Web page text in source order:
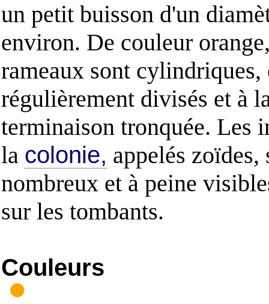
un petit buisson d'un
environ. De couleur
rameaux sont cylindriques,
régulièrement divisés et à
terminaison tronquée. Les
la colonie, appelés zoïdes,
nombreux et à peine
sur les tombants.
Couleurs